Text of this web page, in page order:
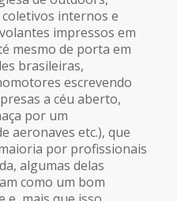
internos e
impressos em
mesmo de porta em
brasileiras,
escrevendo
a céu aberto,
por um
aeronaves etc.), que
por profissionais
algumas delas
como um bom